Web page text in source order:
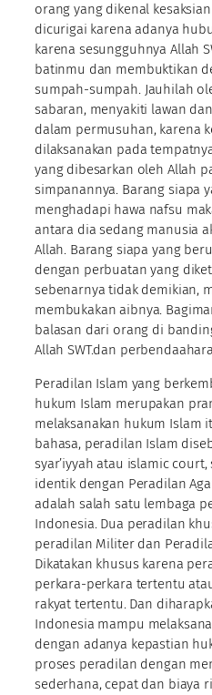
orang yang dikenal
dicurigai karena adanya
karena sesungguhnya Allah
batinmu dan membuktikan
sumpah-sumpah. Jauhilah
sabaran, menyakiti lawan
dalam permusuhan, karena
dilaksanakan pada
yang dibesarkan oleh Allah
simpanannya. Barang siapa
menghadapi hawa nafsu
antara dia sedang manusia
Allah. Barang siapa yang
dengan perbuatan yang
sebenarnya tidak demikian,
membukakan aibnya.
balasan dari orang di
Allah SWT.dan
Peradilan Islam yang
hukum Islam merupakan
melaksanakan hukum Islam
bahasa, peradilan Islam
syar’iyyah atau islamic
identik dengan Peradilan
adalah salah satu lembaga
Indonesia. Dua peradilan
peradilan Militer dan
Dikatakan khusus karena
perkara-perkara tertentu
rakyat tertentu. Dan
Indonesia mampu
dengan adanya kepastian
proses peradilan dengan
sederhana, cepat dan biaya